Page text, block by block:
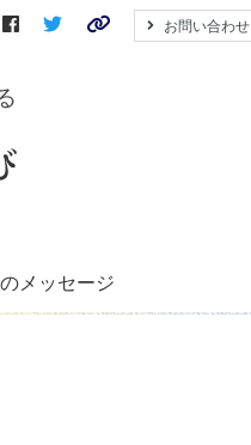
お問い合わせ
メッセージ